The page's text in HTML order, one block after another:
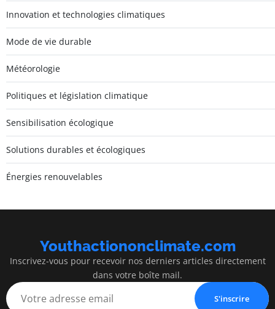
Innovation et technologies climatiques
Mode de vie durable
Météorologie
Politiques et législation climatique
Sensibilisation écologique
Solutions durables et écologiques
Énergies renouvelables
Youthactiononclimate.com
Inscrivez-vous pour recevoir nos derniers articles directement
dans votre boîte mail.
S'inscrire